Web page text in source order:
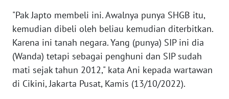
"Pak Japto membeli ini. Awalnya punya SHGB itu,
kemudian dibeli oleh beliau kemudian diterbitkan.
Karena ini tanah negara. Yang (punya) SIP ini dia
(Wanda) tetapi sebagai penghuni dan SIP sudah
mati sejak tahun 2012," kata Ani kepada wartawan
di Cikini, Jakarta Pusat, Kamis (13/10/2022).
WN
PAPUA
WN
PAPUA